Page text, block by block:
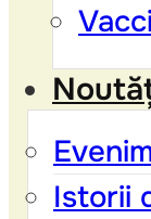
Istorii